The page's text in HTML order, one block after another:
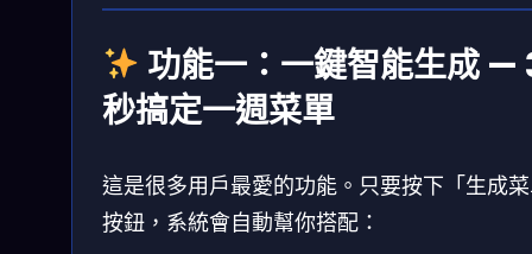
功能一：一鍵智能生成 —
秒搞定一週菜單
這是很多用戶最愛的功能。只要按下「生成
按鈕，系統會自動幫你搭配：